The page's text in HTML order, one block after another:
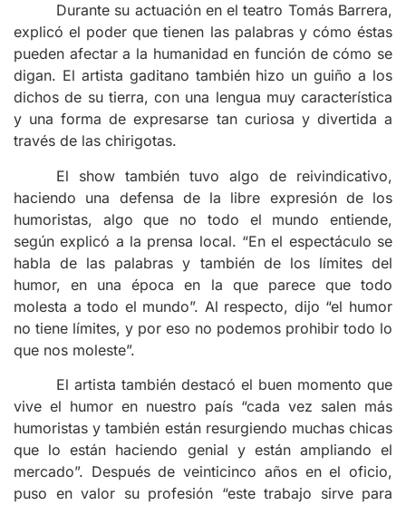
Durante su actuación en el teatro Tomás Barrera,
explicó el poder que tienen las palabras y cómo éstas
pueden afectar a la humanidad en función de cómo se
digan. El artista gaditano también hizo un guiño a los
dichos de su tierra, con una lengua muy característica
y una forma de expresarse tan curiosa y divertida a
través de las chirigotas.
El show también tuvo algo de reivindicativo,
haciendo una defensa de la libre expresión de los
humoristas, algo que no todo el mundo entiende,
según explicó a la prensa local. “En el espectáculo se
habla de las palabras y también de los límites del
humor, en una época en la que parece que todo
molesta a todo el mundo”. Al respecto, dijo “el humor
no tiene límites, y por eso no podemos prohibir todo lo
que nos moleste”.
El artista también destacó el buen momento que
vive el humor en nuestro país “cada vez salen más
humoristas y también están resurgiendo muchas chicas
que lo están haciendo genial y están ampliando el
mercado”. Después de veinticinco años en el oficio,
puso en valor su profesión “este trabajo sirve para